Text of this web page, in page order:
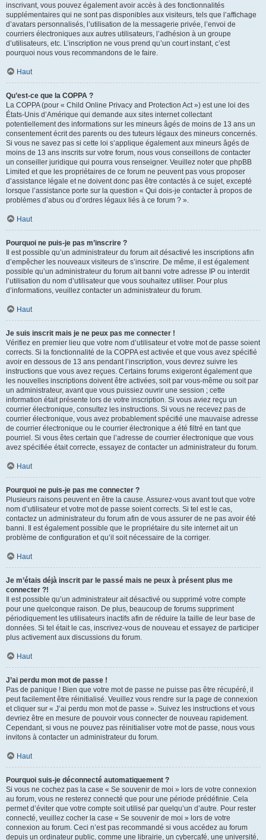
inscrivant, vous pouvez également avoir accès à des fonctionnalités
supplémentaires qui ne sont pas disponibles aux visiteurs, tels que l’affichage
d’avatars personnalisés, l’utilisation de la messagerie privée, l’envoi de
courriers électroniques aux autres utilisateurs, l’adhésion à un groupe
d’utilisateurs, etc. L’inscription ne vous prend qu’un court instant, c’est
pourquoi nous vous recommandons de le faire.
Haut
Qu’est-ce que la COPPA ?
La COPPA (pour « Child Online Privacy and Protection Act ») est une loi des
États-Unis d’Amérique qui demande aux sites internet collectant
potentiellement des informations sur les mineurs âgés de moins de 13 ans un
consentement écrit des parents ou des tuteurs légaux des mineurs concernés.
Si vous ne savez pas si cette loi s’applique également aux mineurs âgés de
moins de 13 ans inscrits sur votre forum, nous vous conseillons de contacter
un conseiller juridique qui pourra vous renseigner. Veuillez noter que phpBB
Limited et que les propriétaires de ce forum ne peuvent pas vous proposer
d’assistance légale et ne doivent donc pas être contactés à ce sujet, excepté
lorsque l’assistance porte sur la question « Qui dois-je contacter à propos de
problèmes d’abus ou d’ordres légaux liés à ce forum ? ».
Haut
Pourquoi ne puis-je pas m’inscrire ?
Il est possible qu’un administrateur du forum ait désactivé les inscriptions afin
d’empêcher les nouveaux visiteurs de s’inscrire. De même, il est également
possible qu’un administrateur du forum ait banni votre adresse IP ou interdit
l’utilisation du nom d’utilisateur que vous souhaitez utiliser. Pour plus
d’informations, veuillez contacter un administrateur du forum.
Haut
Je suis inscrit mais je ne peux pas me connecter !
Vérifiez en premier lieu que votre nom d’utilisateur et votre mot de passe soient
corrects. Si la fonctionnalité de la COPPA est activée et que vous avez spécifié
avoir en dessous de 13 ans pendant l’inscription, vous devrez suivre les
instructions que vous avez reçues. Certains forums exigeront également que
les nouvelles inscriptions doivent être activées, soit par vous-même ou soit par
un administrateur, avant que vous puissiez ouvrir une session ; cette
information était présente lors de votre inscription. Si vous aviez reçu un
courrier électronique, consultez les instructions. Si vous ne recevez pas de
courrier électronique, vous avez probablement spécifié une mauvaise adresse
de courrier électronique ou le courrier électronique a été filtré en tant que
pourriel. Si vous êtes certain que l’adresse de courrier électronique que vous
avez spécifiée était correcte, essayez de contacter un administrateur du forum.
Haut
Pourquoi ne puis-je pas me connecter ?
Plusieurs raisons peuvent en être la cause. Assurez-vous avant tout que votre
nom d’utilisateur et votre mot de passe soient corrects. Si tel est le cas,
contactez un administrateur du forum afin de vous assurer de ne pas avoir été
banni. Il est également possible que le propriétaire du site internet ait un
problème de configuration et qu’il soit nécessaire de la corriger.
Haut
Je m’étais déjà inscrit par le passé mais ne peux à présent plus me
connecter ?!
Il est possible qu’un administrateur ait désactivé ou supprimé votre compte
pour une quelconque raison. De plus, beaucoup de forums suppriment
périodiquement les utilisateurs inactifs afin de réduire la taille de leur base de
données. Si tel était le cas, inscrivez-vous de nouveau et essayez de participer
plus activement aux discussions du forum.
Haut
J’ai perdu mon mot de passe !
Pas de panique ! Bien que votre mot de passe ne puisse pas être récupéré, il
peut facilement être réinitialisé. Veuillez vous rendre sur la page de connexion
et cliquer sur « J’ai perdu mon mot de passe ». Suivez les instructions et vous
devriez être en mesure de pouvoir vous connecter de nouveau rapidement.
Cependant, si vous ne pouvez pas réinitialiser votre mot de passe, nous vous
invitons à contacter un administrateur du forum.
Haut
Pourquoi suis-je déconnecté automatiquement ?
Si vous ne cochez pas la case « Se souvenir de moi » lors de votre connexion
au forum, vous ne resterez connecté que pour une période prédéfinie. Cela
permet d’éviter que votre compte soit utilisé par quelqu’un d’autre. Pour rester
connecté, veuillez cocher la case « Se souvenir de moi » lors de votre
connexion au forum. Ceci n’est pas recommandé si vous accédez au forum
depuis un ordinateur public, comme une librairie, un cybercafé, une université,